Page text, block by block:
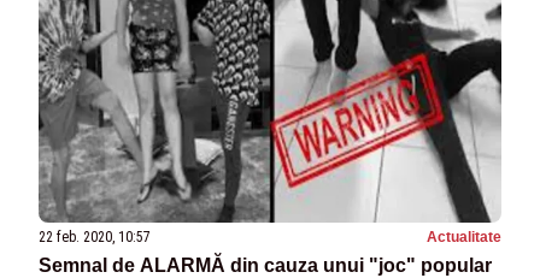
22 feb. 2020, 10:57 Actualitate
Semnal de ALARMĂ din cauza unui "joc" popular